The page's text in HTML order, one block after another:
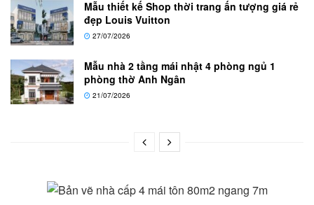
Mẫu thiết kế Shop thời trang ấn tượng giá rẻ
đẹp Louis Vuitton
27/07/2026
Mẫu nhà 2 tầng mái nhật 4 phòng ngủ 1
phòng thờ Anh Ngân
21/07/2026